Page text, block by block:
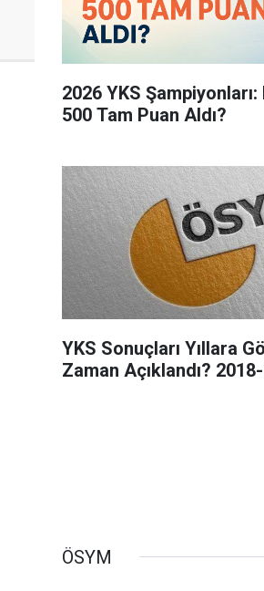
2026 YKS
500 Tam Puan Aldı?
YKS Sonuçları Yıllara
Zaman Açıklandı?
ÖSYM